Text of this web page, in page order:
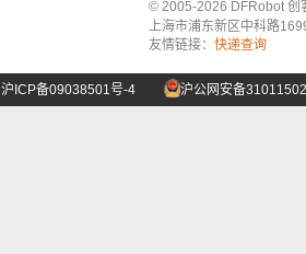
© 2005-2026 DFRobot 创
上海市浦东新区中科路
友情链接： 快递查询
沪ICP备09038501号-4 沪公网安备